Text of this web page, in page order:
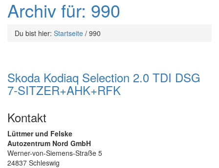
Archiv für: 990
Du bist hier: Startseite / 990
Skoda Kodiaq Selection 2.0 TDI DSG
7-SITZER+AHK+RFK
Kontakt
Lüttmer und Felske
Autozentrum Nord GmbH
Werner-von-Siemens-Straße 5
24837 Schleswig